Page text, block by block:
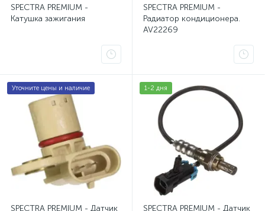
Датчик кислорода Escalade Avalanche Suburban Tahoe
Датчик распредвала Chrysler Pacifica
Датчик распредвала Chrysler Voyager
Датчик распредвала Dodge Caliber 1
Датчик распредвала Dodge Journey 1
Датчик распредвала Escalade Avalanche Suburban
SPECTRA PREMIUM -
Катушка зажигания
SPECTRA PREMIUM -
Радиатор кондиционера.
AV22269
Уточните цены и наличие
SPECTRA PREMIUM - Датчик
1-2 дня
SPECTRA PREMIUM - Датчик